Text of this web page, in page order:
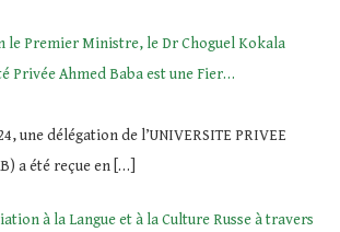
le Premier Ministre, le Dr Choguel Kokala
Privée Ahmed Baba est une Fier…
une délégation de l’UNIVERSITE PRIVEE
a été reçue en […]
à la Langue et à la Culture Russe à travers